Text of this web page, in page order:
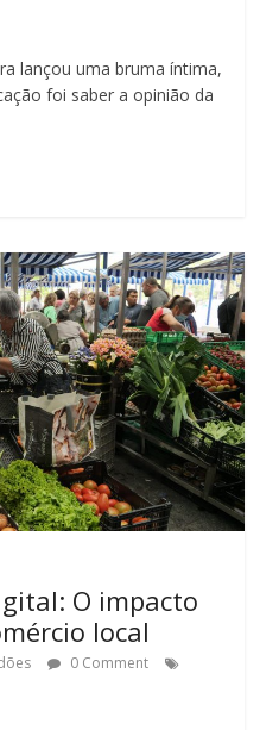
lançou uma bruma íntima,
foi saber a opinião da
O impacto
local
0 Comment